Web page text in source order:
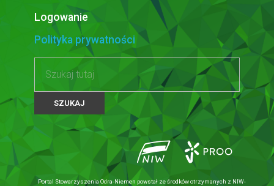
Logowanie
Polityka prywatności
Portal Stowarzyszenia Odra-Niemen powstał ze środków otrzymanych z NIW-